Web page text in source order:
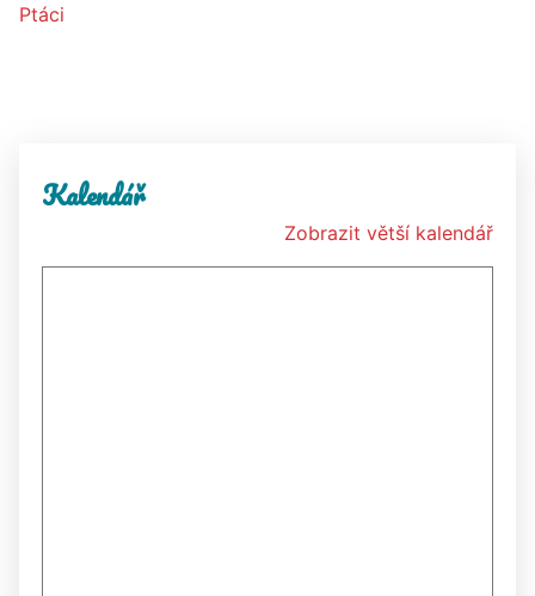
Ptáci
Kalendář
Zobrazit větší kalendář